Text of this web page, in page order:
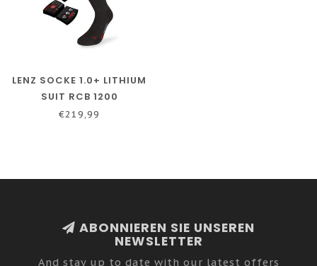
LENZ SOCKE 1.0+ LITHIUM
SUIT RCB 1200
€219,99
ABONNIEREN SIE UNSEREN
NEWSLETTER
And stay up to date with our latest offers